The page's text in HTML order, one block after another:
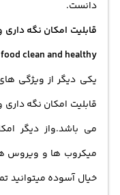
دانست.
قابلیت امکان نگه
clean and healthy
یکی دیگر از ویژگی
قابلیت امکان نگه
می باشد.واز دیگر
میکروب ها و ویروس
خیال آسوده میتوانید